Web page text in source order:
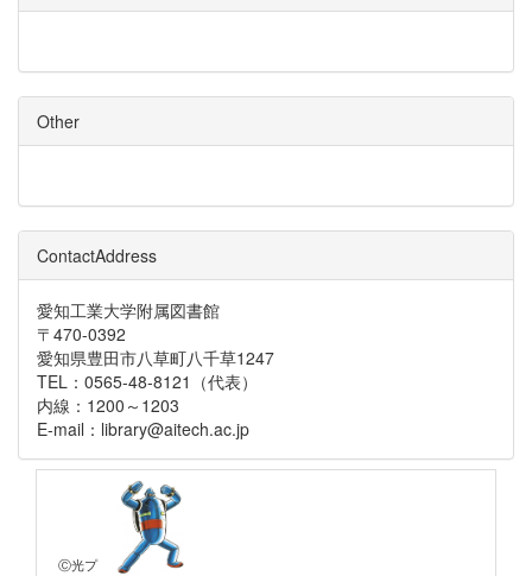
Other
ContactAddress
愛知工業大学附属図書館
〒470-0392
愛知県豊田市八草町八千草1247
TEL：0565-48-8121（代表）
内線：1200～1203
E-mail：library@aitech.ac.jp
Ⓒ光プ